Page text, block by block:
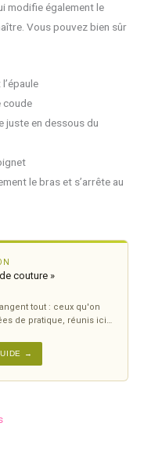
modifie également le
Vous pouvez bien sûr
coude
juste en dessous du
le bras et s’arrête au
couture »
tout : ceux qu'on
de pratique, réunis ici
→